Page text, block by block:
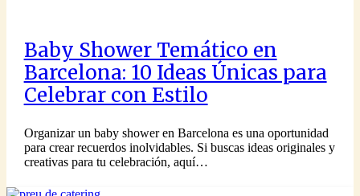
Baby Shower Temático en
Barcelona: 10 Ideas Únicas para
Celebrar con Estilo
Organizar un baby shower en Barcelona es una oportunidad
para crear recuerdos inolvidables. Si buscas ideas originales y
creativas para tu celebración, aquí…